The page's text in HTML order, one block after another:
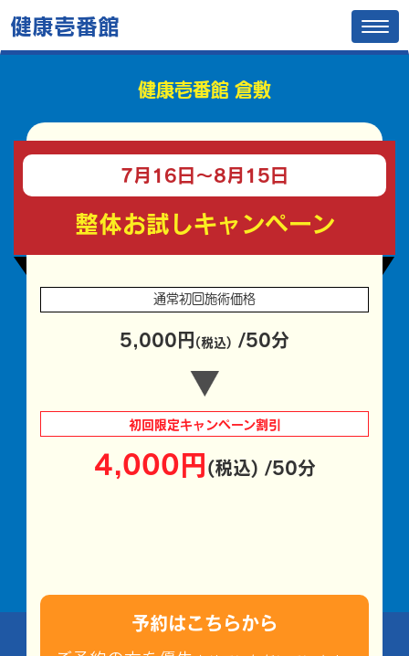
健康壱番館
健康壱番館 倉敷
7月16日〜8月15日
整体お試しキャンペーン
通常初回施術価格
5,000円(税込) /50分
初回限定キャンペーン割引
4,000円(税込) /50分
予約はこちらから